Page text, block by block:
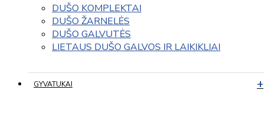
DUŠO KOMPLEKTAI
DUŠO ŽARNELĖS
DUŠO GALVUTĖS
LIETAUS DUŠO GALVOS IR LAIKIKLIAI
GYVATUKAI